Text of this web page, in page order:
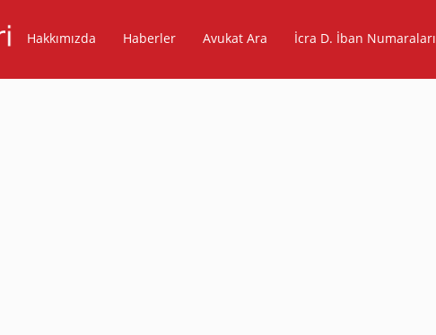
Hakkımızda Haberler Avukat Ara İcra D. İban Numaraları